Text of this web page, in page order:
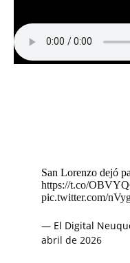
San Lorenzo dejó
https://t.co/
pic.twitter.com/
— El Digital
abril de 2026